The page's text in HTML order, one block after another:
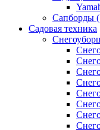
Сапборды
Садовая техника